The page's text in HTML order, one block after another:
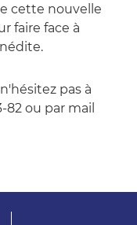
cette nouvelle
faire face à
pas à
ou par mail